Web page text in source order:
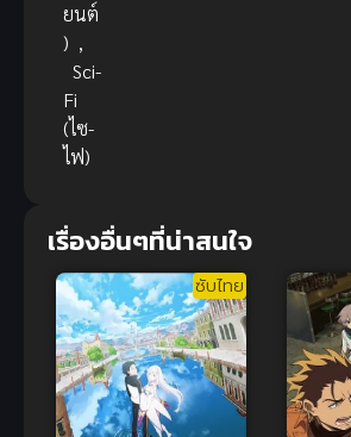
ยนต์
) ,
Sci-
Fi
(ไซ-
ไฟ)
เรื่องอื่นๆที่น่าสนใจ
ซับไทย